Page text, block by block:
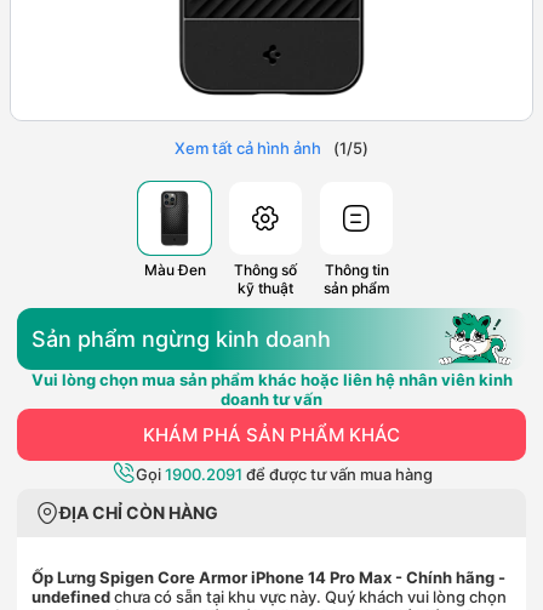
Xem tất cả hình ảnh (1/5)
Màu Đen
Thông số
kỹ thuật
Thông tin
sản phẩm
Sản phẩm ngừng kinh doanh
Vui lòng chọn mua sản phẩm khác hoặc liên hệ nhân viên kinh
doanh tư vấn
KHÁM PHÁ SẢN PHẨM KHÁC
Gọi1900.2091 để được tư vấn mua hàng
ĐỊA CHỈ CÒN HÀNG
Ốp Lưng Spigen Core Armor iPhone 14 Pro Max - Chính hãng -
undefinedchưa có sẵn tại khu vực này. Quý khách vui lòng chọn